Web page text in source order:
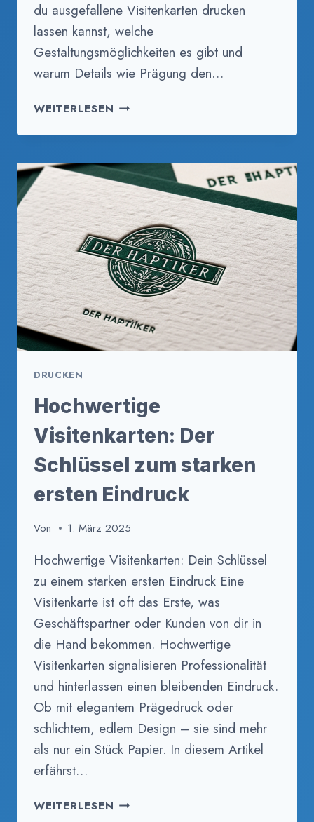
du ausgefallene Visitenkarten drucken
lassen kannst, welche
Gestaltungsmöglichkeiten es gibt und
warum Details wie Prägung den…
WEITERLESEN BESONDERE
DER
ERSTE
EINDRUCK
DRUCKEN
Hochwertige
Visitenkarten: Der
Schlüssel zum starken
ersten Eindruck
Von 1. März 2025
Hochwertige Visitenkarten: Dein Schlüssel
zu einem starken ersten Eindruck Eine
Visitenkarte ist oft das Erste, was
Geschäftspartner oder Kunden von dir in
die Hand bekommen. Hochwertige
Visitenkarten signalisieren Professionalität
und hinterlassen einen bleibenden Eindruck.
Ob mit elegantem Prägedruck oder
schlichtem, edlem Design – sie sind mehr
als nur ein Stück Papier. In diesem Artikel
erfährst…
WEITERLESEN HOCHWERTIGE